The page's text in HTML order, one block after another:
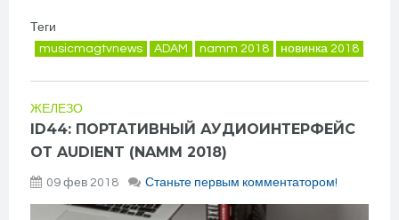
Теги
musicmagtvnews
ADAM namm 2018 новинка 2018
ЖЕЛЕЗО
ID44: ПОРТАТИВНЫЙ АУДИОИНТЕРФЕЙС
ОТ AUDIENT (NAMM 2018)
09 фев 2018 Станьте первым комментатором!